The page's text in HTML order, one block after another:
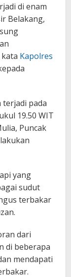
di enam
Belakang,
Kapolres
pada
19.50 WIT
Puncak
yang
sudut
terbakar
dari
di beberapa
mendapati